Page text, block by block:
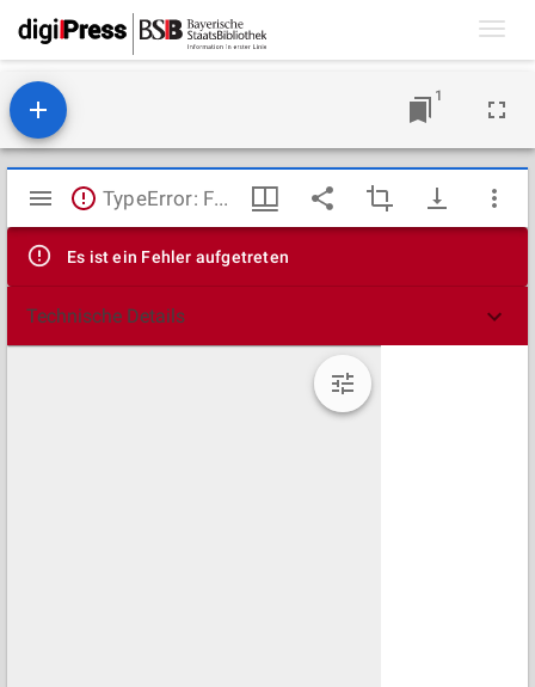
1
Mirador
Viewer
TypeError: Failed to fetch
Es ist ein Fehler aufgetreten
Technische Details